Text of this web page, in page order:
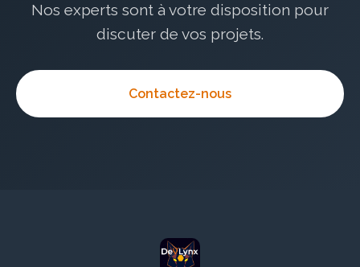
Nos experts sont à votre disposition pour
discuter de vos projets.
Contactez-nous